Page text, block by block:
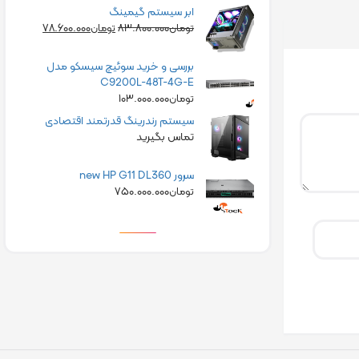
ابر سیستم گیمینگ
تومان۸۳.۸۰۰.۰۰۰تومان۷۸.۶۰۰.۰۰۰
بررسی و خرید سوئیچ سیسکو مدل
C9200L-48T-4G-E
تومان۱۰۳.۰۰۰.۰۰۰
سیستم رندرینگ قدرتمند اقتصادی
تماس بگیرید
سرور new HP G11 DL360
تومان۷۵۰.۰۰۰.۰۰۰